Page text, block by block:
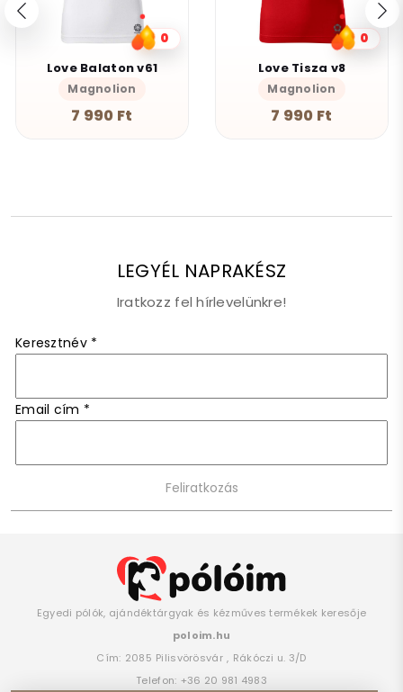
0
Love Balaton v61
Magnolion
7 990 Ft
0
Love Tisza v8
Magnolion
7 990 Ft
LEGYÉL NAPRAKÉSZ
Iratkozz fel hírlevelünkre!
Keresztnév *
Email cím *
Egyedi pólók, ajándéktárgyak és kézműves termékek keresője
poloim.hu
Cím: 2085 Pilisvörösvár , Rákóczi u. 3/D
Telefon: +36 20 981 4983